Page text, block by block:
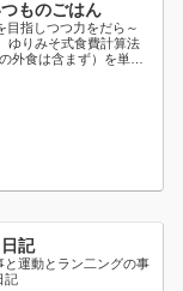
ものごはん
目指しつつ力をだら～
ゆりみそ式食費計算法
外食は含まず）を単純
記
運動とラン二ングの事
記